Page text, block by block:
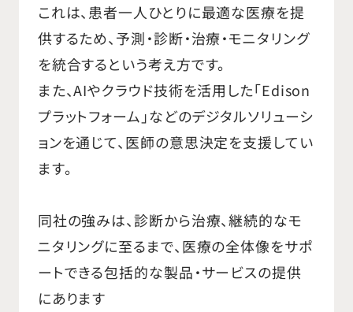
これは、患者一人ひとりに最適な医療を提
供するため、予測・診断・治療・モニタリング
を統合するという考え方です。
また、AIやクラウド技術を活用した「Edison
プラットフォーム」などのデジタルソリューシ
ョンを通じて、医師の意思決定を支援してい
ます。
同社の強みは、診断から治療、継続的なモ
ニタリングに至るまで、医療の全体像をサポ
ートできる包括的な製品・サービスの提供
にあります